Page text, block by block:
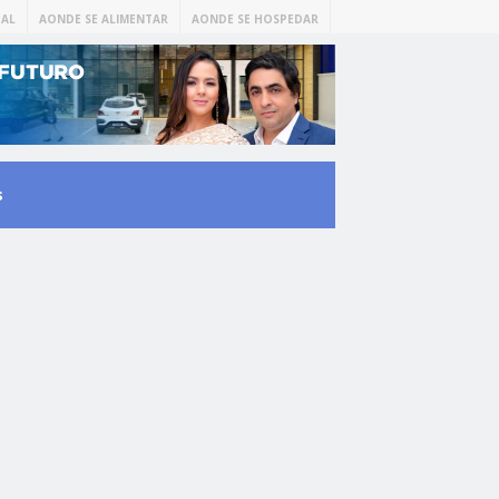
AONDE SE ALIMENTAR AONDE SE HOSPEDAR